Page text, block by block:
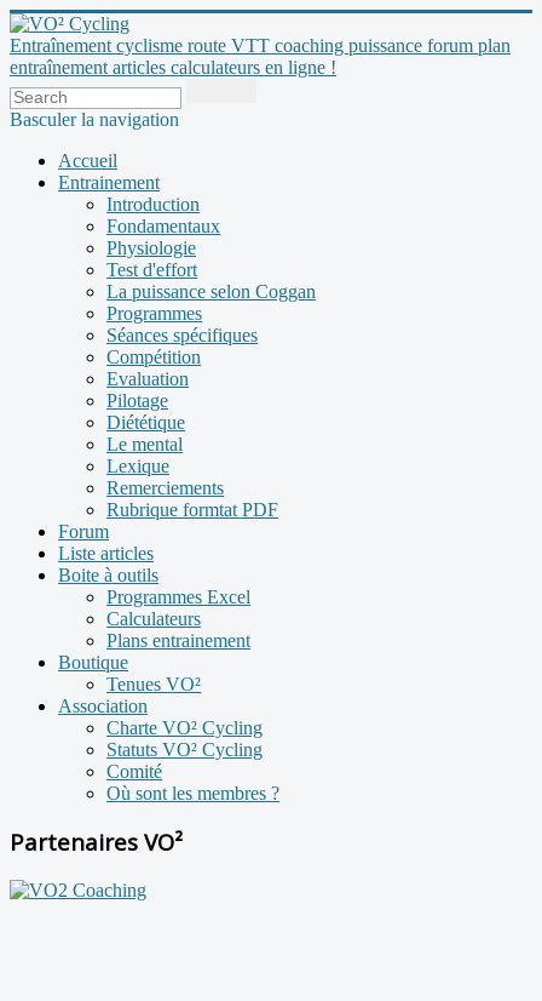
Entraînement cyclisme route VTT coaching puissance forum plan
entraînement articles calculateurs en ligne !
Basculer la navigation
Accueil
Entrainement
Introduction
Fondamentaux
Physiologie
Test d'effort
La puissance selon Coggan
Programmes
Séances spécifiques
Compétition
Evaluation
Pilotage
Diététique
Le mental
Lexique
Remerciements
Rubrique formtat PDF
Forum
Liste articles
Boite à outils
Programmes Excel
Calculateurs
Plans entrainement
Boutique
Tenues VO²
Association
Charte VO² Cycling
Statuts VO² Cycling
Comité
Où sont les membres ?
Partenaires VO²